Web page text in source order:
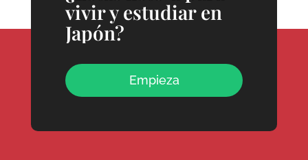
vivir y estudiar en
Japón?
Empieza